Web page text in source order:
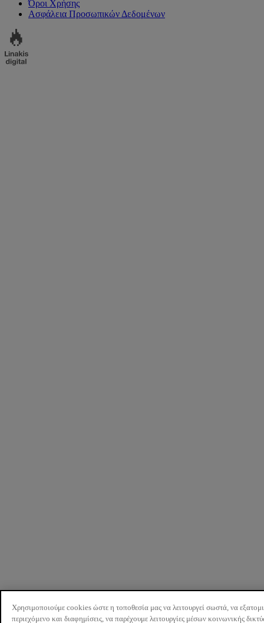
Όροι Χρήσης
Ασφάλεια Προσωπικών Δεδομένων
Χρησιμοποιούμε cookies ώστε η τοποθεσία μας να λειτουργεί σωστά, να
περιεχόμενο και διαφημίσεις, να παρέχουμε λειτουργίες μέσων κοινωνικής